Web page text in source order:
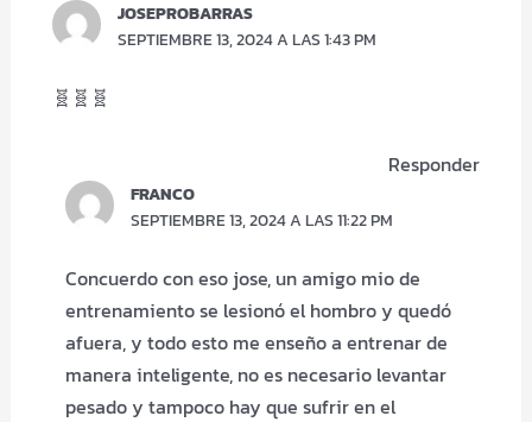
JOSEPROBARRAS
SEPTIEMBRE 13, 2024 A LAS 1:43 PM
🧬🧬🧬
Responder
FRANCO
SEPTIEMBRE 13, 2024 A LAS 11:22 PM
Concuerdo con eso jose, un amigo mio de
entrenamiento se lesionó el hombro y quedó
afuera, y todo esto me enseño a entrenar de
manera inteligente, no es necesario levantar
pesado y tampoco hay que sufrir en el